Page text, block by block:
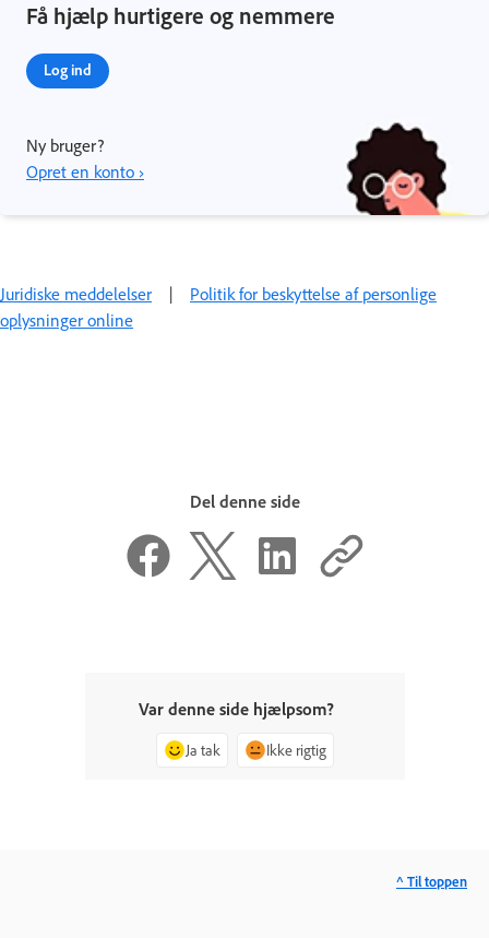
Få hjælp hurtigere og nemmere
Log ind
Ny bruger?
Opret en konto ›
Juridiske meddelelser | Politik for beskyttelse af personlige
oplysninger online
Del denne side
Var denne side hjælpsom?
Ja tak Ikke rigtig
^ Til toppen